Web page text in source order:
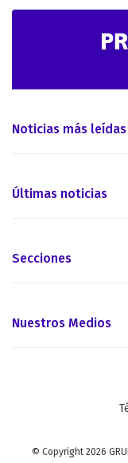
Noticias más leídas
Últimas noticias
Secciones
Nuestros Medios
© Copyright 2026